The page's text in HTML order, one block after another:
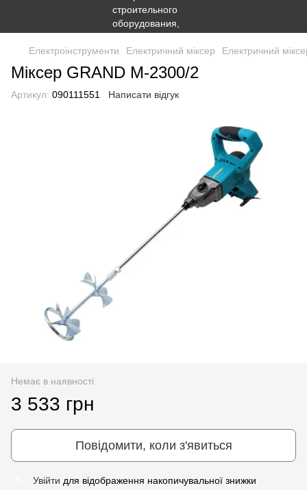
Електроінструменти Електричний міксер Електричний
Міксер GRAND М-2300/2
Артикул: 090111551 Написати відгук
Немає в наявності
3 533 грн
Повідомити, коли з'явиться
Увійти для відображення накопичувальної знижки